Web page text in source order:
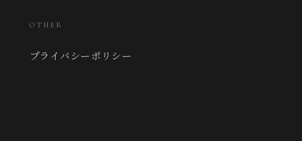
OTHER
プライバシーポリシー